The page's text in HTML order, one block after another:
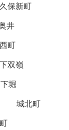
保新町
井
町
下双嶺
下堀
城北町